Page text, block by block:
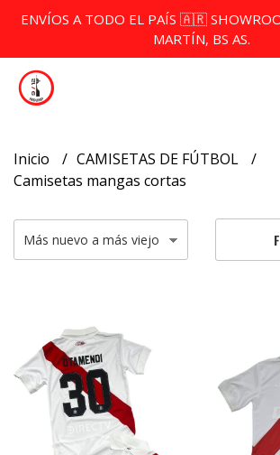
ENVÍOS A TODO EL PAÍS 🇦🇷
MARTÍN, BS AS.
Inicio
CAMISETAS DE FÚTBOL
Camisetas mangas cortas